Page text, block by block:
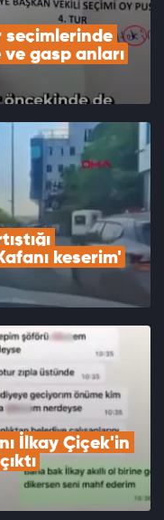
seçimlerinde
gasp anları
keserim'
İlkay Çiçek'in